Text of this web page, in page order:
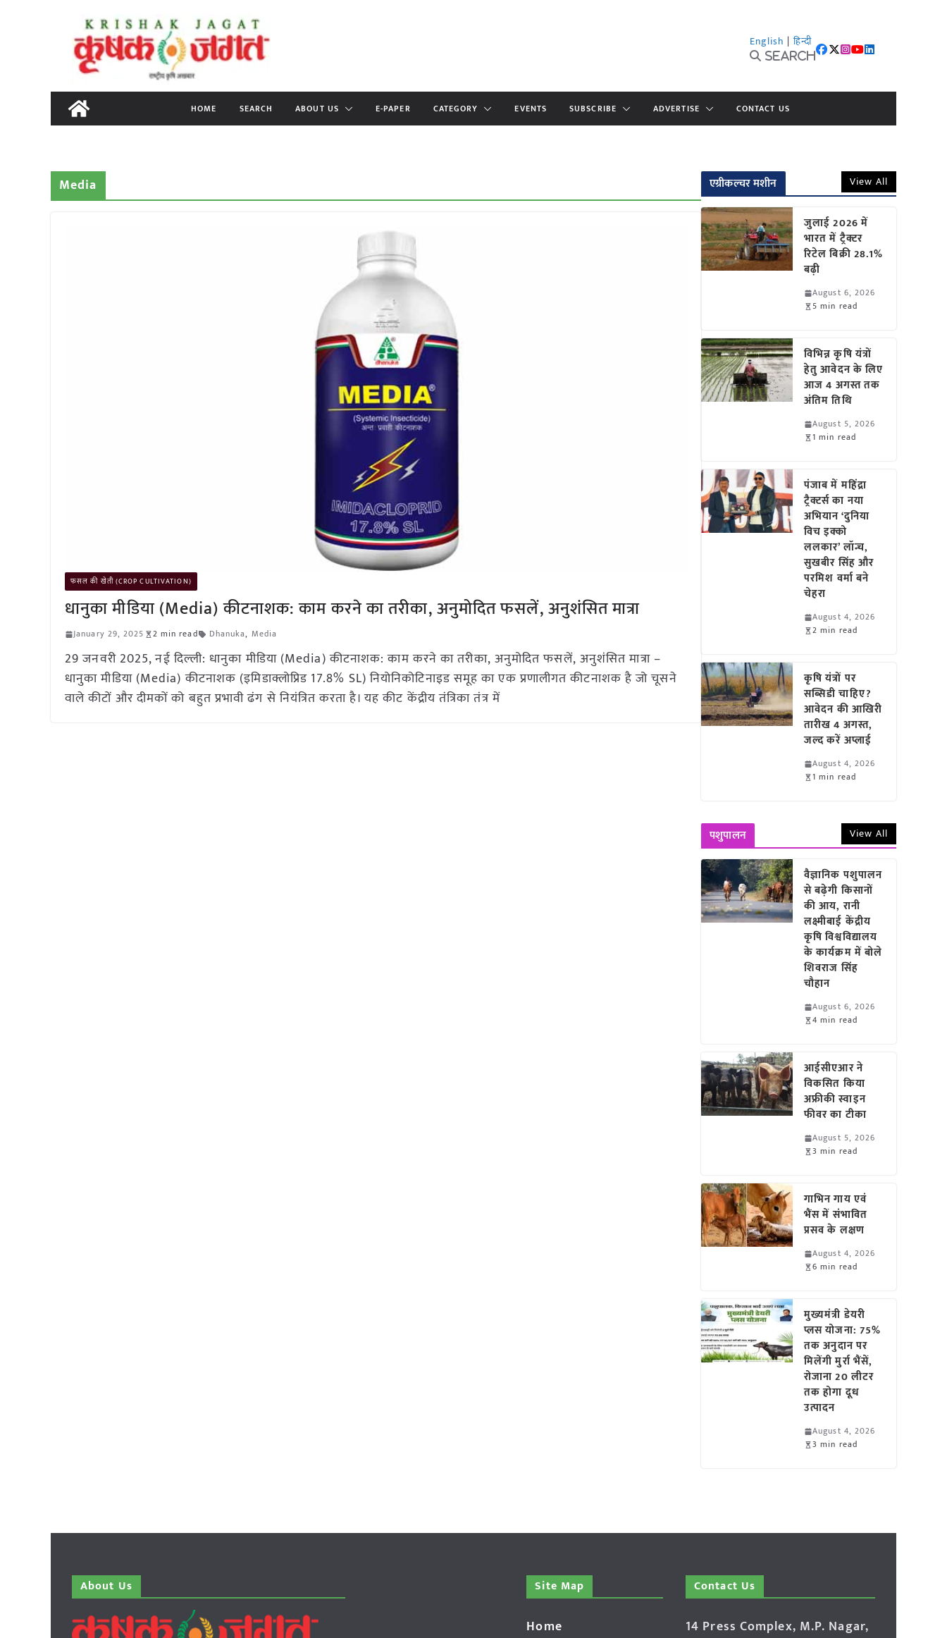
content
English | हिन्दी
Search
HOME SEARCH ABOUT US E-PAPER CATEGORY EVENTS SUBSCRIBE ADVERTISE CONTACT US
Media
फसल की खेती (CROP CULTIVATION)
धानुका मीडिया (Media) कीटनाशक: काम करने का तरीका, अनुमोदित फसलें, अनुशंसित मात्रा
January 29, 2025 2 min read Dhanuka, Media
29 जनवरी 2025, नई दिल्ली: धानुका मीडिया (Media) कीटनाशक: काम करने का तरीका, अनुमोदित फसलें, अनुशंसित मात्रा –
धानुका मीडिया (Media) कीटनाशक (इमिडाक्लोप्रिड 17.8% SL) नियोनिकोटिनाइड समूह का एक प्रणालीगत कीटनाशक है जो चूसने
वाले कीटों और दीमकों को बहुत प्रभावी ढंग से नियंत्रित करता है। यह कीट केंद्रीय तंत्रिका तंत्र में
एग्रीकल्चर मशीन View All
जुलाई 2026 में
भारत में ट्रैक्टर
रिटेल बिक्री 28.1%
बढ़ी
August 6, 2026
5 min read
विभिन्न कृषि यंत्रों
हेतु आवेदन के लिए
आज 4 अगस्त तक
अंतिम तिथि
August 5, 2026
1 min read
पंजाब में महिंद्रा
ट्रैक्टर्स का नया
अभियान ‘दुनिया
विच इक्को
ललकार’ लॉन्च,
सुखबीर सिंह और
परमिश वर्मा बने
चेहरा
August 4, 2026
2 min read
कृषि यंत्रों पर
सब्सिडी चाहिए?
आवेदन की आखिरी
तारीख 4 अगस्त,
जल्द करें अप्लाई
August 4, 2026
1 min read
पशुपालन View All
वैज्ञानिक पशुपालन
से बढ़ेगी किसानों
की आय, रानी
लक्ष्मीबाई केंद्रीय
कृषि विश्वविद्यालय
के कार्यक्रम में बोले
शिवराज सिंह
चौहान
August 6, 2026
4 min read
आईसीएआर ने
विकसित किया
अफ्रीकी स्वाइन
फीवर का टीका
August 5, 2026
3 min read
गाभिन गाय एवं
भैंस में संभावित
प्रसव के लक्षण
August 4, 2026
6 min read
मुख्यमंत्री डेयरी
प्लस योजना: 75%
तक अनुदान पर
मिलेंगी मुर्रा भैंसें,
रोजाना 20 लीटर
तक होगा दूध
उत्पादन
August 4, 2026
3 min read
About Us Site Map
Home
Contact Us
14 Press Complex, M.P. Nagar,